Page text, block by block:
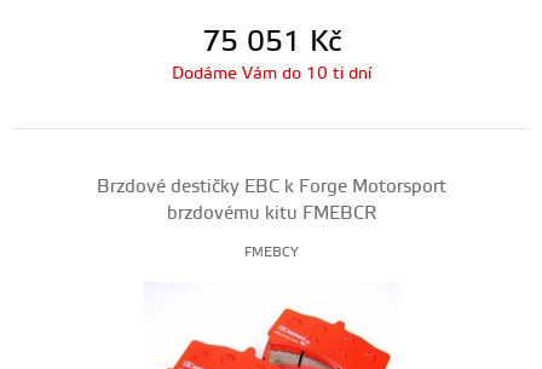
75 051 Kč
Dodáme Vám do 10 ti dní
Brzdové destičky EBC k Forge Motorsport
brzdovému kitu FMEBCR
FMEBCY